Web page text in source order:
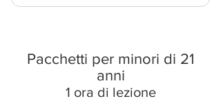
Pacchetti per minori di 21
anni
1 ora di lezione